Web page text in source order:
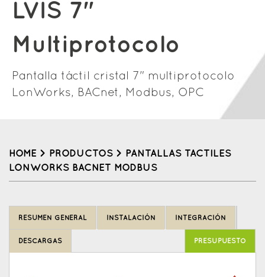
LVIS 7"
Multiprotocolo
Pantalla táctil cristal 7" multiprotocolo
LonWorks, BACnet, Modbus, OPC
HOME > PRODUCTOS >
PANTALLAS TACTILES
LONWORKS BACNET MODBUS
RESUMEN GENERAL INSTALACIÓN INTEGRACIÓN
DESCARGAS PRESUPUESTO